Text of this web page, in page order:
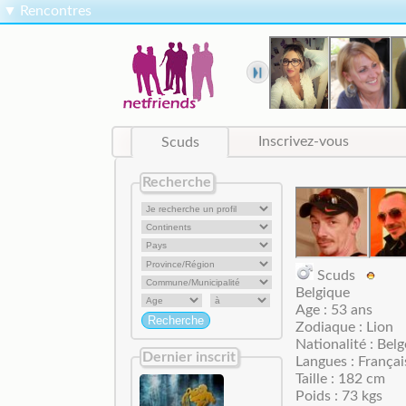
▼ Rencontres
Scuds Inscrivez-vous
Recherche
Dernier inscrit
Scuds
Belgique
Age : 53 ans
Zodiaque : Lion
Nationalité :
Langues :
Taille : 182 cm
Poids : 73 kgs